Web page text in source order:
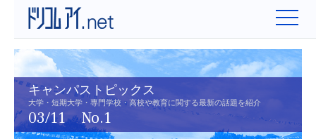
キャンパストピックス
大学・短期大学・専門学校・高校や教育に関する最新の話題を紹介
03/11 No.1